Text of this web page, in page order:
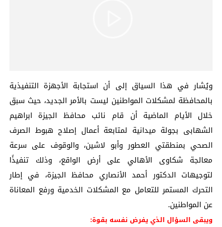
ويُشار في هذا السياق إلى أن استجابة الأجهزة التنفيذية
بالمحافظة لمشكلات المواطنين ليست بالأمر الجديد، حيث سبق
خلال الأيام الماضية أن قام نائب محافظ الجيزة ابراهيم
الشهابى بجولة ميدانية لمتابعة أعمال إصلاح هبوط الصرف
الصحي بمنطقتي العطور وأبو لاشين، والوقوف على سرعة
معالجة شكاوى الأهالي على أرض الواقع، وذلك تنفيذًا
لتوجيهات الدكتور أحمد الأنصاري محافظ الجيزة، في إطار
التحرك المستمر للتعامل مع المشكلات الخدمية ورفع المعاناة
عن المواطنين.
ويبقى السؤال الذي يفرض نفسه بقوة: